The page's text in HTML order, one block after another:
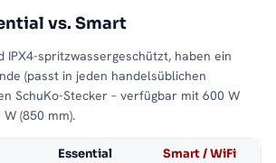
vs. Smart
IPX4-spritzwassergeschützt, haben ein
(passt in jeden handelsüblichen
SchuKo-Stecker – verfügbar mit 600 W
(850 mm).
Essential Smart / WiFi